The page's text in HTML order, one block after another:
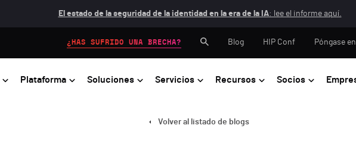
El estado de la seguridad de la identidad en la era de la IA: lee el informe aquí.
Plataforma Soluciones Servicios Recursos Socios
¿HAS SUFRIDO UNA BRECHA? Blog HIP Conf Póngase
Volver al listado de blogs